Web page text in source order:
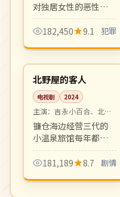
对独居女性的恶性案
件，老刑警与新人女
搜查官在零下二十度
跑。氛围压抑写实，
硬核犯罪片佳作。
182,450 9.1 犯罪
日本
高分 08:17
北野屋的客人
电视剧 2024
主演： 吉永小百合、北野
武 等
镰仓海边经营三代的
小温泉旅馆每年都有
相同的客人在同一天
到访。日式风物与人
剧。
181,189 8.7 剧情